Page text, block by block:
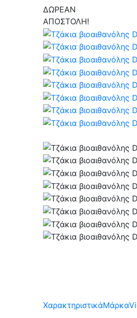
ΔΩΡΕΑΝ
ΑΠΟΣΤΟΛΗ!
ΧαρακτηριστικάΜάρκα